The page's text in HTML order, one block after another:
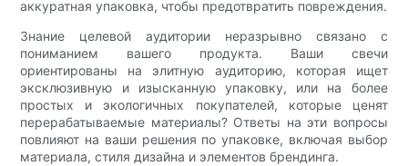
аккуратная упаковка, чтобы предотвратить повреждения.
Знание целевой аудитории неразрывно связано с
пониманием вашего продукта. Ваши свечи
ориентированы на элитную аудиторию, которая ищет
эксклюзивную и изысканную упаковку, или на более
простых и экологичных покупателей, которые ценят
перерабатываемые материалы? Ответы на эти вопросы
повлияют на ваши решения по упаковке, включая выбор
материала, стиля дизайна и элементов брендинга.